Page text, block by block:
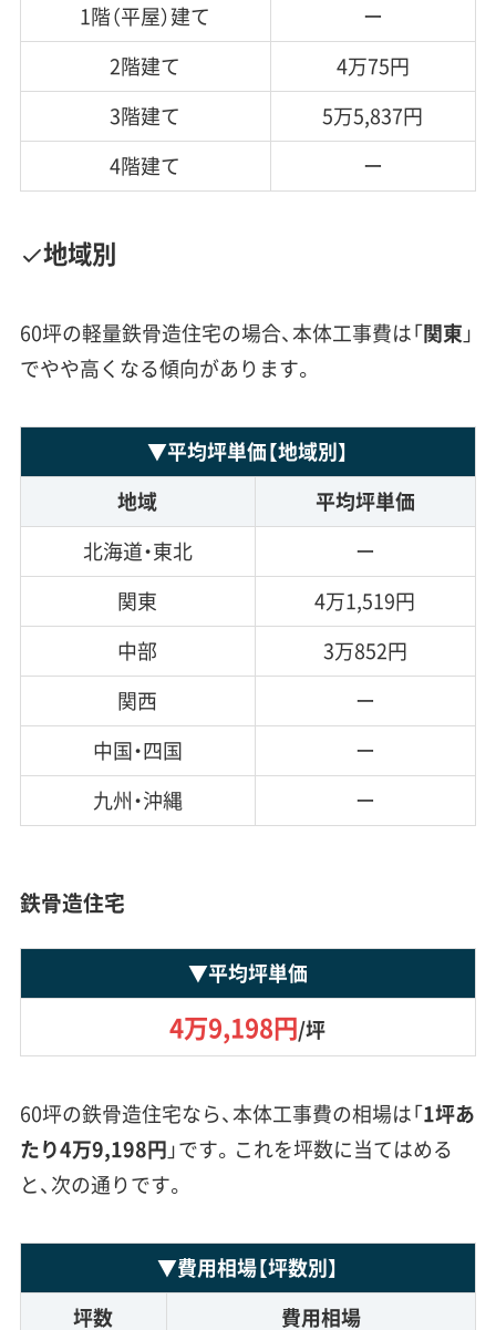
1階（平屋）建て
ー
2階建て
4万75円
3階建て
5万5,837円
4階建て
ー
地域別
60坪の軽量鉄骨造住宅の場合、本体工事費は「関東」
でやや高くなる傾向があります。
▼平均坪単価【地域別】
地域
平均坪単価
北海道・東北
ー
関東
4万1,519円
中部
3万852円
関西
ー
中国・四国
ー
九州・沖縄
ー
鉄骨造住宅
▼平均坪単価
4万9,198円/坪
60坪の鉄骨造住宅なら、本体工事費の相場は「1坪あ
たり4万9,198円」です。これを坪数に当てはめる
と、次の通りです。
▼費用相場【坪数別】
坪数
費用相場